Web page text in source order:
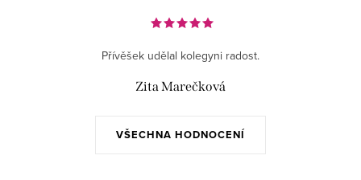
VŠECHNA HODNOCENÍ
Přívěšek udělal kolegyni radost.
Zita Marečková